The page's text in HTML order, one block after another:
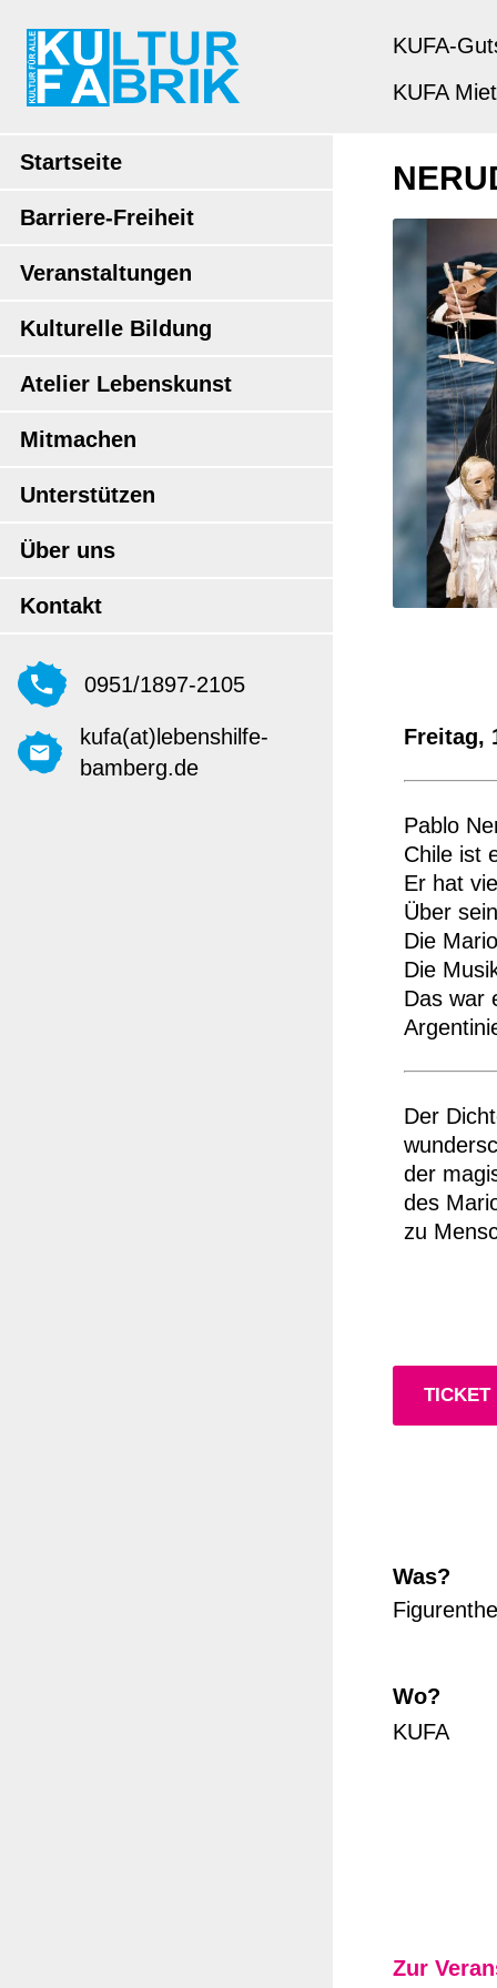
Startseite
Barriere-Freiheit
Veranstaltungen
Kulturelle Bildung
Atelier Lebenskunst
Mitmachen
Unterstützen
Über uns
Kontakt
0951/1897-2105
kufa(at)lebenshilfe-
bamberg.de
KUFA-
KUFA
Freitag,
Pablo
Chile ist
Er hat
Über
Die
Die
Das war
Der
der
des
zu
TICKET
Was?
Wo?
KUFA
Zur